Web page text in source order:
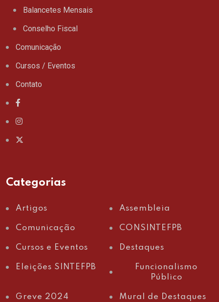
Balancetes Mensais
Conselho Fiscal
Comunicação
Cursos / Eventos
Contato
Categorias
Artigos Assembleia
Comunicação CONSINTEFPB
Cursos e Eventos Destaques
Eleições SINTEFPB
Funcionalismo
Público
Greve 2024 Mural de Destaques